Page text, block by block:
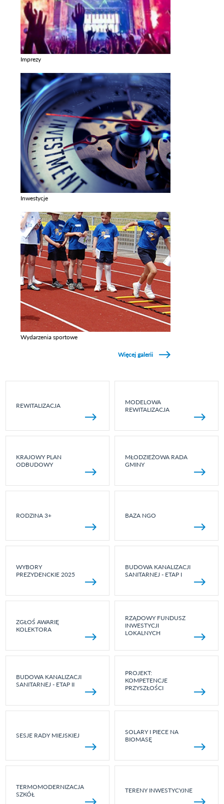
Imprezy
Inwestycje
Wydarzenia sportowe
Więcej galerii
REWITALIZACJA
MODELOWA
REWITALIZACJA
KRAJOWY PLAN
ODBUDOWY
MŁODZIEŻOWA RADA
GMINY
RODZINA 3+ BAZA NGO
WYBORY
PREZYDENCKIE 2025
BUDOWA KANALIZACJI
SANITARNEJ - ETAP I
ZGŁOŚ AWARIĘ
KOLEKTORA
RZĄDOWY FUNDUSZ
INWESTYCJI
LOKALNYCH
BUDOWA KANALIZACJI
SANITARNEJ - ETAP II
PROJEKT:
KOMPETENCJE
PRZYSZŁOŚCI
SESJE RADY MIEJSKIEJ
SOLARY I PIECE NA
BIOMASĘ
TERMOMODERNIZACJA
SZKÓŁ
TERENY INWESTYCYJNE